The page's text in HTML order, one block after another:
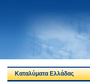
Καταλύματα Ελλάδας